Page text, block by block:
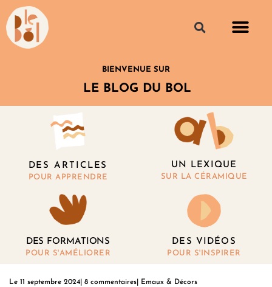
BIENVENUE SUR
LE BLOG DU BOL
DES ARTICLES
POUR APPRENDRE
UN LEXIQUE
SUR LA CÉRAMIQUE
DES FORMATIONS
POUR S'AMÉLIORER
DES VIDÉOS
POUR S'INSPIRER
Le 11 septembre 2024 8 commentaires Emaux & Décors